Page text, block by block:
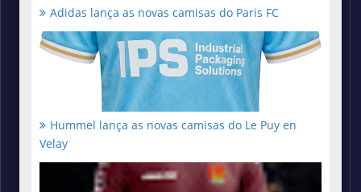
Adidas lança as novas camisas do Paris FC
Hummel lança as novas camisas do Le Puy en
Velay